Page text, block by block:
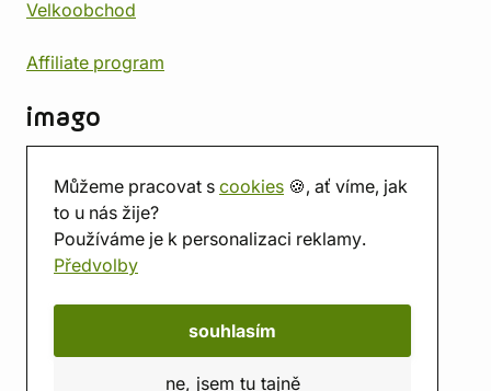
Můžeme pracovat s cookies 🍪, ať víme, jak
to u nás žije?
Používáme je k personalizaci reklamy.
Předvolby
souhlasím
ne, jsem tu tajně
Velkoobchod
Affiliate program
imago
Prodejna
Herna
O nás
Hodnocení obchodu